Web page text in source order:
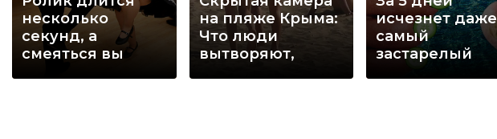
несколько
секунд, а
смеяться вы
на пляже Крыма:
Что люди
вытворяют,
исчезнет даже
самый
застарелый